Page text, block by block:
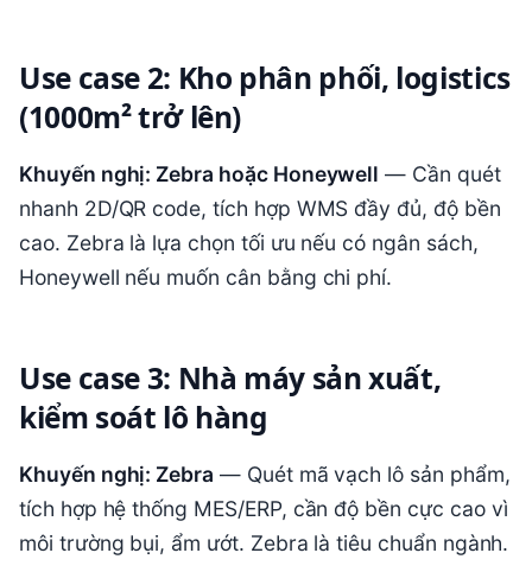
Use case 2: Kho phân phối, logistics
(1000m² trở lên)
Khuyến nghị: Zebra hoặc Honeywell — Cần quét
nhanh 2D/QR code, tích hợp WMS đầy đủ, độ bền
cao. Zebra là lựa chọn tối ưu nếu có ngân sách,
Honeywell nếu muốn cân bằng chi phí.
Use case 3: Nhà máy sản xuất,
kiểm soát lô hàng
Khuyến nghị: Zebra — Quét mã vạch lô sản phẩm,
tích hợp hệ thống MES/ERP, cần độ bền cực cao vì
môi trường bụi, ẩm ướt. Zebra là tiêu chuẩn ngành.